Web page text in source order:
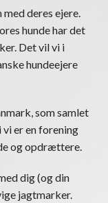
deres ejere.
hunde har det
Det vil vi i
hundeejere
som samlet
vi er en forening
og opdrættere.
dig (og din
jagtmarker.